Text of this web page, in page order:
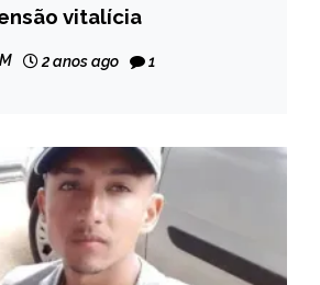
vitalícia
2 anos ago 1